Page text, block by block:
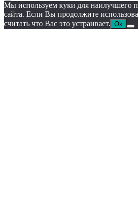
Мы используем куки для наилучшего
сайта. Если Вы продолжите
считать что Вас это устраивает. Ok